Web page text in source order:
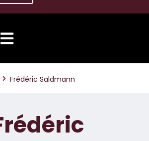
Frédéric Saldmann